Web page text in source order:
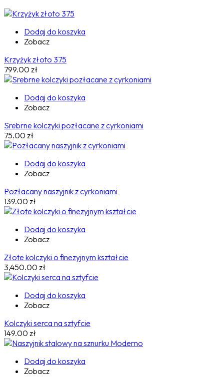
Dodaj do koszyka
Zobacz
Krzyżyk złoto 375
799.00 zł
Dodaj do koszyka
Zobacz
Srebrne kolczyki pozłacane z cyrkoniami
75.00 zł
Dodaj do koszyka
Zobacz
Pozłacany naszyjnik z cyrkoniami
139.00 zł
Dodaj do koszyka
Zobacz
Złote kolczyki o finezyjnym kształcie
3,450.00 zł
Dodaj do koszyka
Zobacz
Kolczyki serca na sztyfcie
149.00 zł
Dodaj do koszyka
Zobacz